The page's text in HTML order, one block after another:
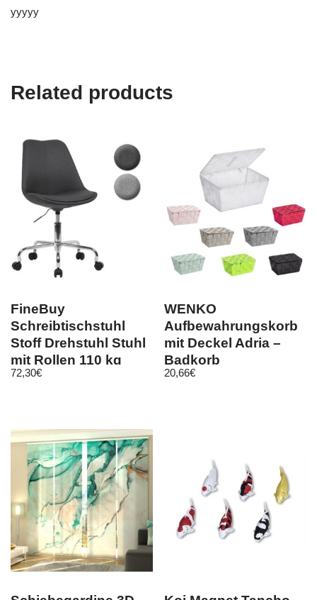
yyyyy
Related products
FineBuy
Schreibtischstuhl
Stoff Drehstuhl Stuhl
mit Rollen 110 kg
Schalenstuhl
72,30€
WENKO
Aufbewahrungskorb
mit Deckel Adria –
Badkorb
20,66€